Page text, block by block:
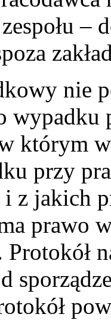
–
nie
wypadku
którym
przy
z jakich
prawo